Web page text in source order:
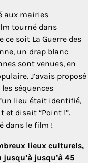
aux mairies
tourné dans
ce soit La Guerre des
un drap blanc
sont venues, en
J’avais proposé
séquences
lieu était identifié,
disait “Point !”.
dans le film !
lieux culturels,
jusqu’à 45